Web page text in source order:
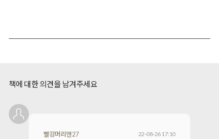
책에 대한 의견을 남겨주세요
빨강머리앤27 22-08-26 17:10